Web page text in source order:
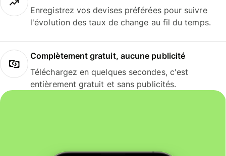
Enregistrez vos devises préférées pour suivre
l'évolution des taux de change au fil du temps.
Complètement gratuit, aucune publicité
Téléchargez en quelques secondes, c'est
entièrement gratuit et sans publicités.